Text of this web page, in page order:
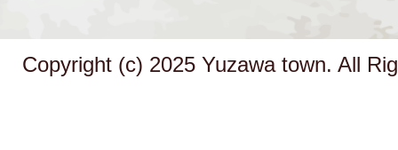
Copyright (c) 2025 Yuzawa town. All